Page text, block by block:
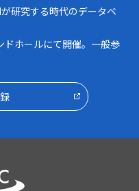
研究する時代のデータベ
ホールにて開催。一般参